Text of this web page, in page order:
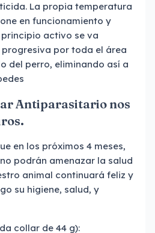
La propia temperatura
en funcionamiento y
activo se va
por toda el área
del perro, eliminando así a
Antiparasitario nos
en los próximos 4 meses,
podrán amenazar la salud
animal continuará feliz y
su higiene, salud, y
collar de 44 g):